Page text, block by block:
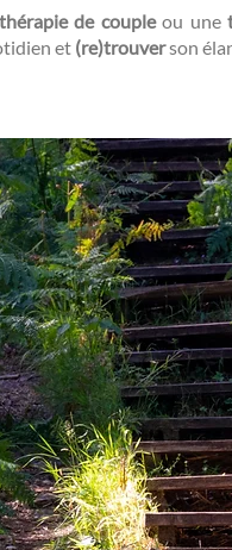
thérapie de coupleou une
et (re)trouverson